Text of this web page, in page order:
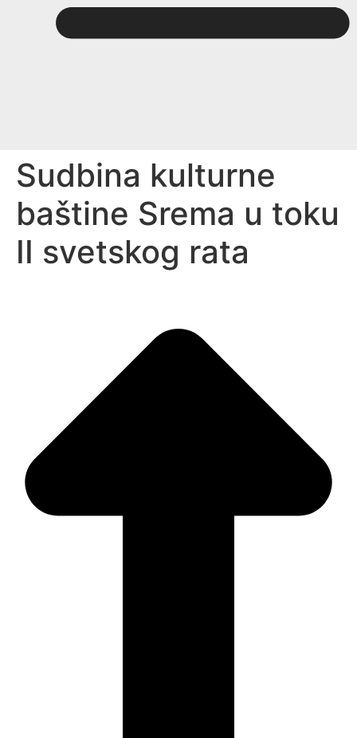
Sudbina kulturne
baštine Srema u toku
II svetskog rata